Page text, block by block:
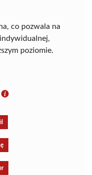
co pozwala na
poziomie.